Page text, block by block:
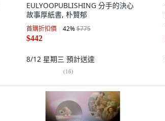
EULYOOPUBLISHING 分手的決心
故事厚紙書, 朴贊郁
首購折扣價 42%$775
$442
8/12 星期三 預計送達
(16)